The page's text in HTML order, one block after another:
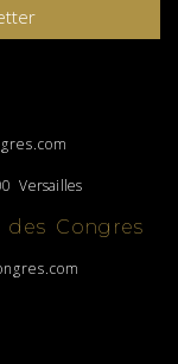
Versailles
Congres